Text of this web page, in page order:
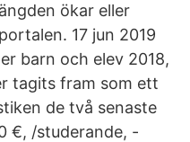
ökar eller
17 jun 2019
barn och elev 2018,
tagits fram som ett
de två senaste
€, /studerande, -